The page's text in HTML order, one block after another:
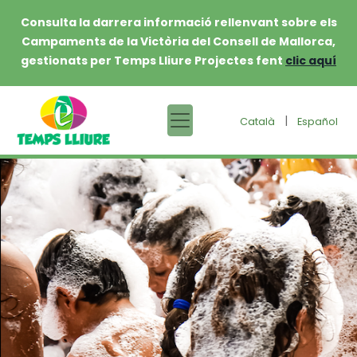
Consulta la darrera informació rellenvant sobre els
Campaments de la Victòria del Consell de Mallorca,
gestionats per Temps Lliure Projectes fent clic aquí
Català | Español